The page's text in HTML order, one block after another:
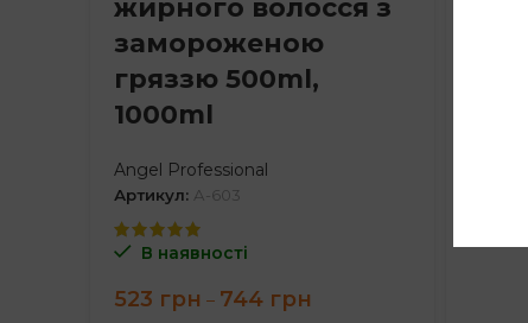
жирного волосся з
замороженою
гряззю 500ml,
1000ml
Angel Professional
Артикул: A-603
В наявності
523 грн – 744 грн